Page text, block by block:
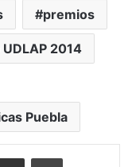
premios
2014
Puebla
Share via Email Print